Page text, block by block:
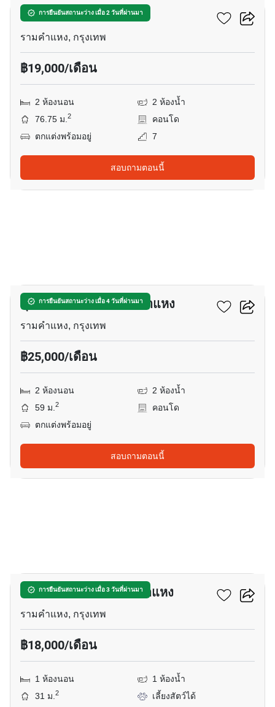
การยืนยันสถานะว่าง เมื่อ 2 วันที่ผ่านมา
เดอะ เวลลิงตัน
รามคำแหง, กรุงเทพ
฿19,000/เดือน
2 ห้องนอน
2 ห้องน้ำ
76.75 ม.2
คอนโด
ตกแต่งพร้อมอยู่
7
สอบถามตอนนี้
การยืนยันสถานะว่าง เมื่อ 4 วันที่ผ่านมา
ศุภาลัย เวอเรนด้า รามคำแหง
รามคำแหง, กรุงเทพ
฿25,000/เดือน
2 ห้องนอน
2 ห้องน้ำ
59 ม.2
คอนโด
ตกแต่งพร้อมอยู่
สอบถามตอนนี้
การยืนยันสถานะว่าง เมื่อ 3 วันที่ผ่านมา
เมทริส พระราม 9-รามคำแหง
รามคำแหง, กรุงเทพ
฿18,000/เดือน
1 ห้องนอน
1 ห้องน้ำ
31 ม.2
เลี้ยงสัตว์ได้